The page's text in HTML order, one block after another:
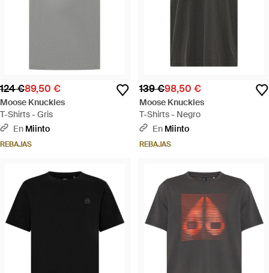
124 €89,50 €
Moose Knuckles
T-Shirts - Gris
En Miinto
REBAJAS
139 €98,50 €
Moose Knuckles
T-Shirts - Negro
En Miinto
REBAJAS